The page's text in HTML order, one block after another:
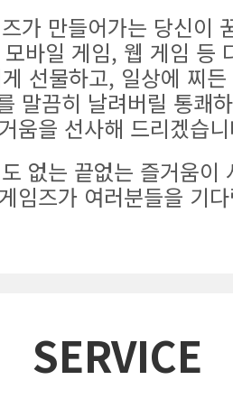
가 만들어가는 당신이
바일 게임, 웹 게임 등
선물하고, 일상에 찌
말끔히 날려버릴 통쾌
움을 선사해 드리겠습
없는 끝없는 즐거움이
임즈가 여러분들을 기
SERVICE